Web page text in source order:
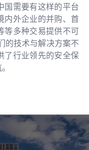
国需要有这样的平台
内外企业的并购、首
等多种交易提供不可
的技术与解决方案不
了行业领先的安全保